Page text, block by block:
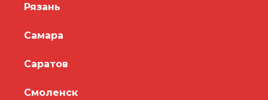
Рязань
Самара
Саратов
Смоленск